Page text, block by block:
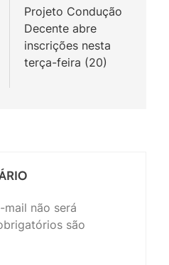
Projeto Condução
Decente abre
inscrições nesta
terça-feira (20)
mail não será
são